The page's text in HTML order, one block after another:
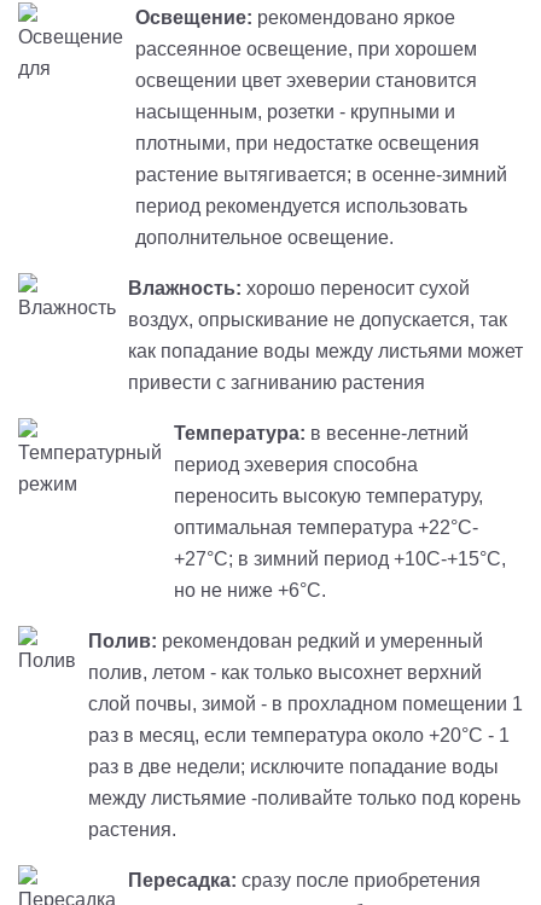
Освещение: рекомендовано яркое
рассеянное освещение, при хорошем
освещении цвет эхеверии становится
насыщенным, розетки - крупными и
плотными, при недостатке освещения
растение вытягивается; в осенне-зимний
период рекомендуется использовать
дополнительное освещение.
Влажность: хорошо переносит сухой
воздух, опрыскивание не допускается, так
как попадание воды между листьями может
привести с загниванию растения
Температура: в весенне-летний
период эхеверия способна
переносить высокую температуру,
оптимальная температура +22°С-
+27°С; в зимний период +10С-+15°С,
но не ниже +6°С.
Полив: рекомендован редкий и умеренный
полив, летом - как только высохнет верхний
слой почвы, зимой - в прохладном помещении 1
раз в месяц, если температура около +20°C - 1
раз в две недели; исключите попадание воды
между листьямие -поливайте только под корень
растения.
Пересадка: сразу после приобретения